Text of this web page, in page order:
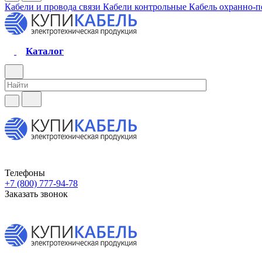
Кабели и провода связи Кабели контрольные Кабель охранно-
Каталог
Телефоны
+7 (800) 777-94-78
Заказать звонок